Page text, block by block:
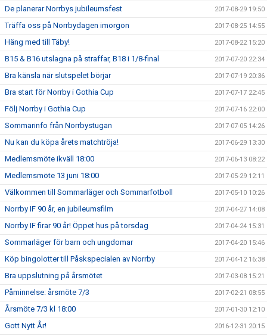
De planerar Norrbys jubileumsfest 2017-08-29 19:50
Träffa oss på Norrbydagen imorgon 2017-08-25 14:55
Häng med till Täby! 2017-08-22 15:20
B15 & B16 utslagna på straffar, B18 i 1/8-final 2017-07-20 22:34
Bra känsla när slutspelet börjar 2017-07-19 20:36
Bra start för Norrby i Gothia Cup 2017-07-17 22:45
Följ Norrby i Gothia Cup 2017-07-16 22:00
Sommarinfo från Norrbystugan 2017-07-05 14:26
Nu kan du köpa årets matchtröja! 2017-06-29 13:30
Medlemsmöte ikväll 18:00 2017-06-13 08:22
Medlemsmöte 13 juni 18:00 2017-05-29 12:11
Välkommen till Sommarläger och Sommarfotboll 2017-05-10 10:26
Norrby IF 90 år, en jubileumsfilm 2017-04-27 14:08
Norrby IF firar 90 år! Öppet hus på torsdag 2017-04-24 15:31
Sommarläger för barn och ungdomar 2017-04-20 15:46
Köp bingolotter till Påskspecialen av Norrby 2017-04-12 16:38
Bra uppslutning på årsmötet 2017-03-08 15:21
Påminnelse: årsmöte 7/3 2017-02-21 08:55
Årsmöte 7/3 kl 18:00 2017-01-30 12:10
Gott Nytt År! 2016-12-31 20:15